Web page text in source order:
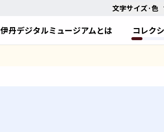
文字サイズ·色
伊丹デジタルミュージアムとは コレク